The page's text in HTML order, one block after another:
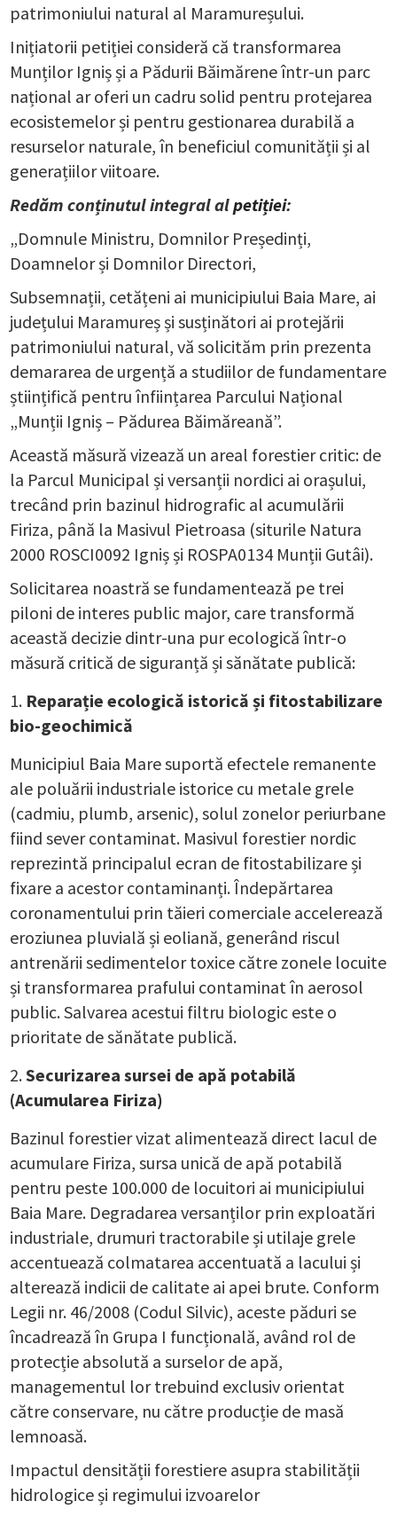
patrimoniului natural al Maramureșului.
Inițiatorii petiției consideră că transformarea
Munților Igniș și a Pădurii Băimărene într-un parc
național ar oferi un cadru solid pentru protejarea
ecosistemelor și pentru gestionarea durabilă a
resurselor naturale, în beneficiul comunității și al
generațiilor viitoare.
Redăm conținutul integral alpetiției:
„Domnule Ministru, Domnilor Președinți,
Doamnelor și Domnilor Directori,
Subsemnații, cetățeni ai municipiului Baia Mare, ai
județului Maramureș și susținători ai protejării
patrimoniului natural, vă solicităm prin prezenta
demararea de urgență a studiilor de fundamentare
științifică pentru înființarea Parcului Național
„Munții Igniș – Pădurea Băimăreană”.
Această măsură vizează un areal forestier critic: de
la Parcul Municipal și versanții nordici ai orașului,
trecând prin bazinul hidrografic al acumulării
Firiza, până la Masivul Pietroasa (siturile Natura
2000 ROSCI0092 Igniș și ROSPA0134 Munții Gutâi).
Solicitarea noastră se fundamentează pe trei
piloni de interes public major, care transformă
această decizie dintr-una pur ecologică într-o
măsură critică de siguranță și sănătate publică:
Reparație ecologică istorică și fitostabilizare
bio-geochimică
Municipiul Baia Mare suportă efectele remanente
ale poluării industriale istorice cu metale grele
(cadmiu, plumb, arsenic), solul zonelor periurbane
fiind sever contaminat. Masivul forestier nordic
reprezintă principalul ecran de fitostabilizare și
fixare a acestor contaminanți. Îndepărtarea
coronamentului prin tăieri comerciale accelerează
eroziunea pluvială și eoliană, generând riscul
antrenării sedimentelor toxice către zonele locuite
și transformarea prafului contaminat în aerosol
public. Salvarea acestui filtru biologic este o
prioritate de sănătate publică.
Securizarea sursei de apă potabilă
(Acumularea Firiza)
Bazinul forestier vizat alimentează direct lacul de
acumulare Firiza, sursa unică de apă potabilă
pentru peste 100.000 de locuitori ai municipiului
Baia Mare. Degradarea versanților prin exploatări
industriale, drumuri tractorabile și utilaje grele
accentuează colmatarea accentuată a lacului și
alterează indicii de calitate ai apei brute. Conform
Legii nr. 46/2008 (Codul Silvic), aceste păduri se
încadrează în Grupa I funcțională, având rol de
protecție absolută a surselor de apă,
managementul lor trebuind exclusiv orientat
către conservare, nu către producție de masă
lemnoasă.
Impactul densității forestiere asupra stabilității
hidrologice și regimului izvoarelor